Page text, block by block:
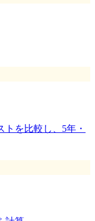
を比較し、5年・